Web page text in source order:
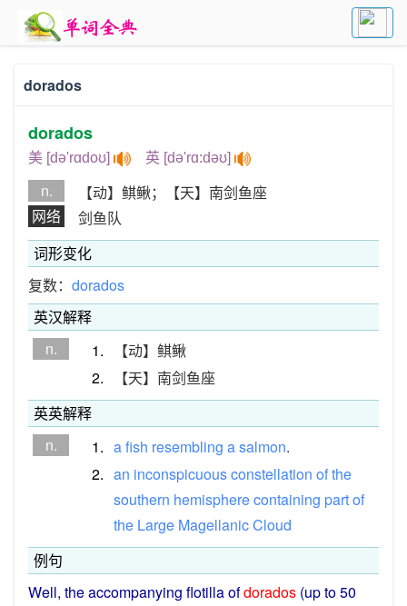
dorados
dorados
美 [də'rɑdoʊ] 英 [də'rɑ:dəʊ]
n.
【动】鲯鳅；【天】南剑鱼座
网络
剑鱼队
词形变化
复数： dorados
英汉解释
n.
1.
【动】鲯鳅
2.
【天】南剑鱼座
英英解释
n.
1. afish resembling asalmon.
2. an inconspicuousconstellation ofthe
southern hemispherecontaining partof
the Large MagellanicCloud
例句
Well, theaccompanying flotillaofdorados (upto50